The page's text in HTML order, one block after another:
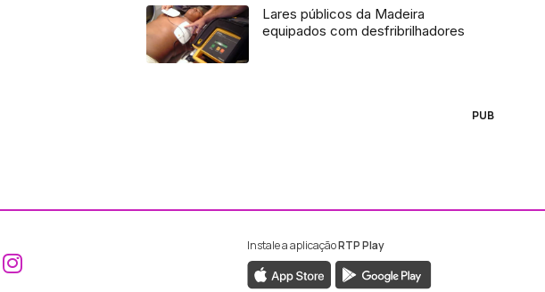
Lares públicos da Madeira
equipados com desfribrilhadores
PUB
Aceder ao Facebook da RTP Madeira
Aceder ao Instagram da RTP Madeira
Instale a aplicaçãoRTP Play